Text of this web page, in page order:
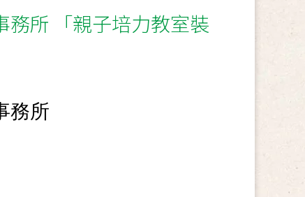
務所 「親子培力教室裝
務所